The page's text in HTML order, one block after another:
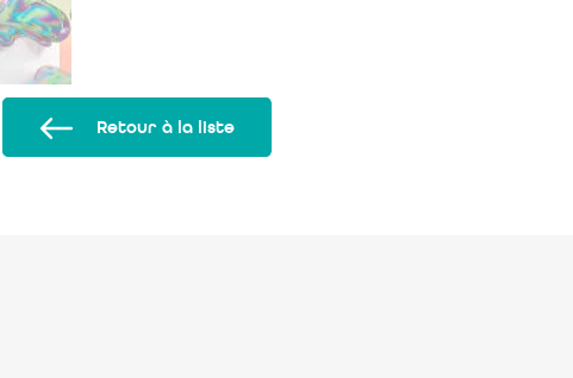
Retour à la liste